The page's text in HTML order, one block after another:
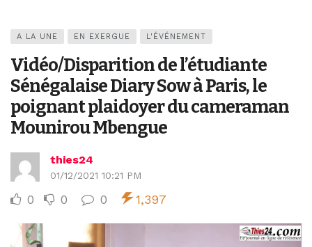
A LA UNE EN EXERGUE L'ÉVÉNEMENT
Vidéo/Disparition de l’étudiante
Sénégalaise Diary Sow à Paris, le
poignant plaidoyer du cameraman
Mounirou Mbengue
thies24
01/12/2021 10:21 PM
0 0 0 1,397